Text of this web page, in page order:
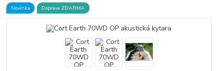
Novinka Doprava ZDARMA